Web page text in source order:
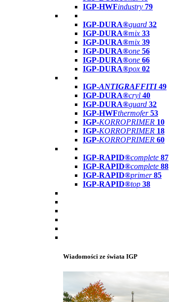
IGP-HWFindustry 79
IGP-DURA®guard 32
IGP-DURA®mix 33
IGP-DURA®mix 39
IGP-DURA®one 56
IGP-DURA®one 66
IGP-DURA®pox 02
IGP-ANTIGRAFFITI49
IGP-DURA®cryl 40
IGP-DURA®guard 32
IGP-HWFthermofer 53
IGP-KORROPRIMER 10
IGP-KORROPRIMER 18
IGP-KORROPRIMER 60
IGP-RAPID®complete 87
IGP-RAPID®complete 88
IGP-RAPID®primer 85
IGP-RAPID®top 38
Wiadomości ze świata IGP